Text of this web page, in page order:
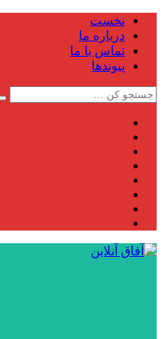
نخست
درباره ما
تماس با ما
پیوندها